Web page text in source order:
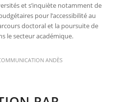
et s’inquiète notamment de
pour l’accessibilité au
doctoral et la poursuite de
le secteur académique.
ANDÈS